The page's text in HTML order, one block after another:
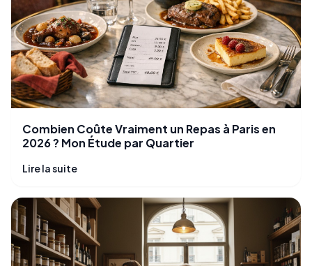
Combien Coûte Vraiment un Repas à Paris en
2026 ? Mon Étude par Quartier
Lire la suite